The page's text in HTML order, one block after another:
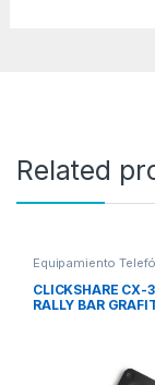
Related
Equipamiento
Equipo de
Video, Audio y Web
CLICKSHARE CX-
RALLY BAR